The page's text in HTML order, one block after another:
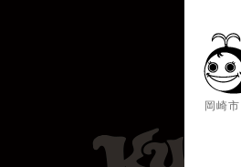
岡崎